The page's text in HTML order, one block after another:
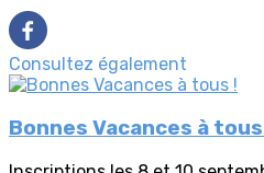
Consultez également
Bonnes Vacances à